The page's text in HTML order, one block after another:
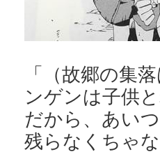
「（故郷の集
ンゲンは子供
だから、あい
残らなくちゃ